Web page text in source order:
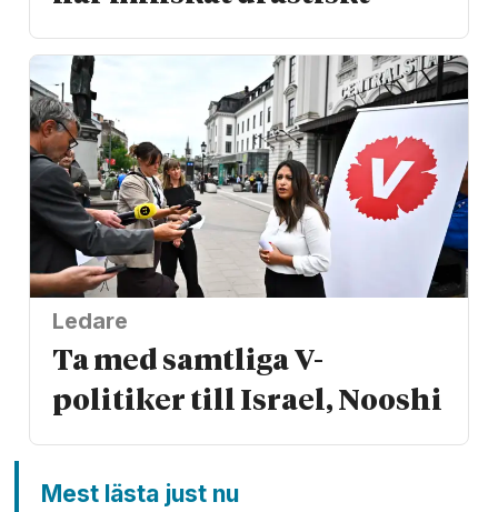
Ledare
Ta med samtliga V-
politiker till Israel, Nooshi
Mest lästa just nu